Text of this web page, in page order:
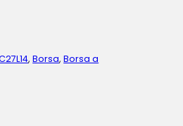
,Borsa,Borsa a